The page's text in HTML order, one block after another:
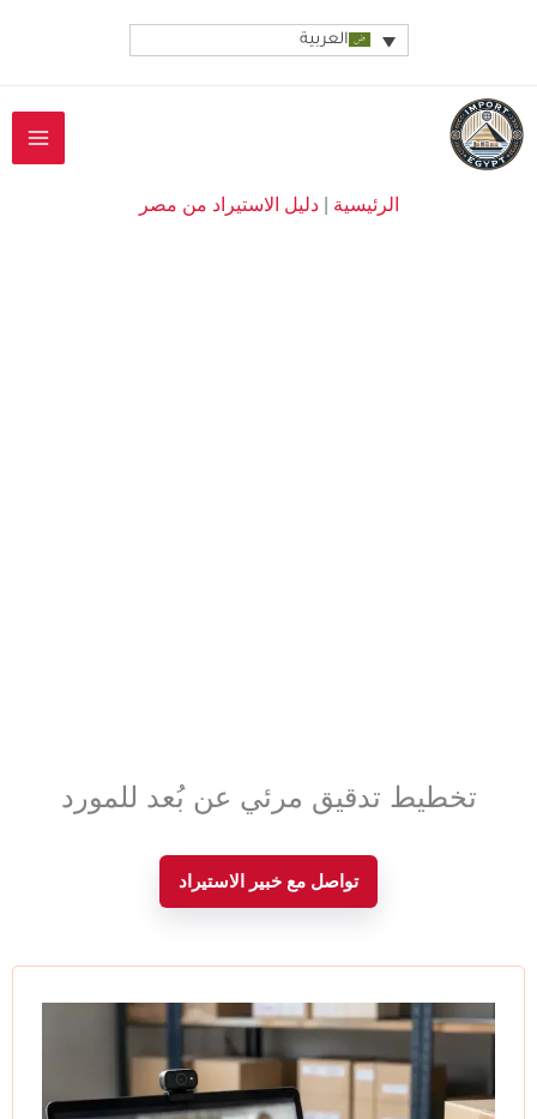
العربية
الرئيسية |دليل الاستيراد من مصر
تخطيط تدقيق مرئي عن بُعد للمورد
تواصل مع خبير الاستيراد